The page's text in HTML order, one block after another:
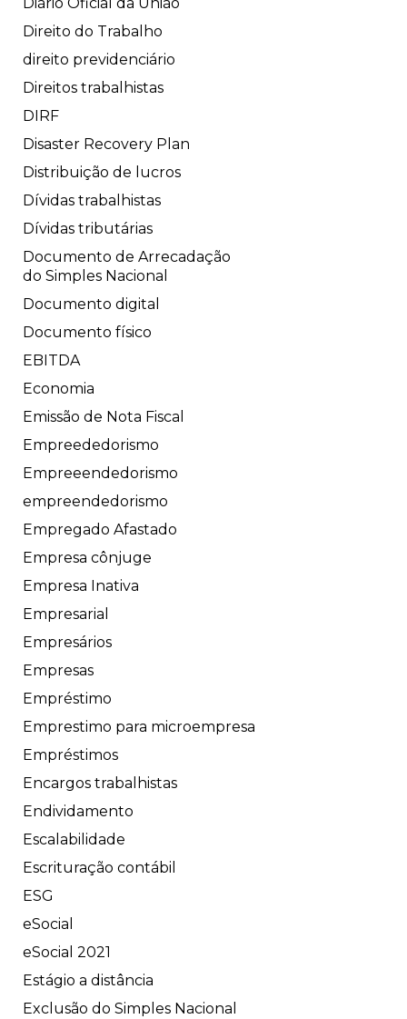
Diário Oficial da União
Direito do Trabalho
direito previdenciário
Direitos trabalhistas
DIRF
Disaster Recovery Plan
Distribuição de lucros
Dívidas trabalhistas
Dívidas tributárias
Documento de Arrecadação
do Simples Nacional
Documento digital
Documento físico
EBITDA
Economia
Emissão de Nota Fiscal
Empreededorismo
Empreeendedorismo
empreendedorismo
Empregado Afastado
Empresa cônjuge
Empresa Inativa
Empresarial
Empresários
Empresas
Empréstimo
Emprestimo para microempresa
Empréstimos
Encargos trabalhistas
Endividamento
Escalabilidade
Escrituração contábil
ESG
eSocial
eSocial 2021
Estágio a distância
Exclusão do Simples Nacional